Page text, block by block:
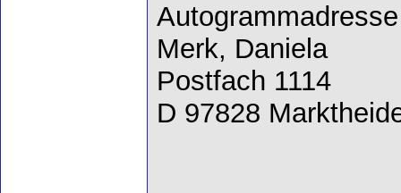
Autogrammadresse
Merk, Daniela
Postfach 1114
D 97828